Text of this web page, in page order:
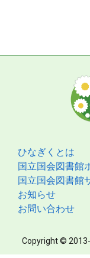
ひなぎくとは
国立国会図書館
国立国会図書館
お知らせ
お問い合わせ
Copyright © 2013-